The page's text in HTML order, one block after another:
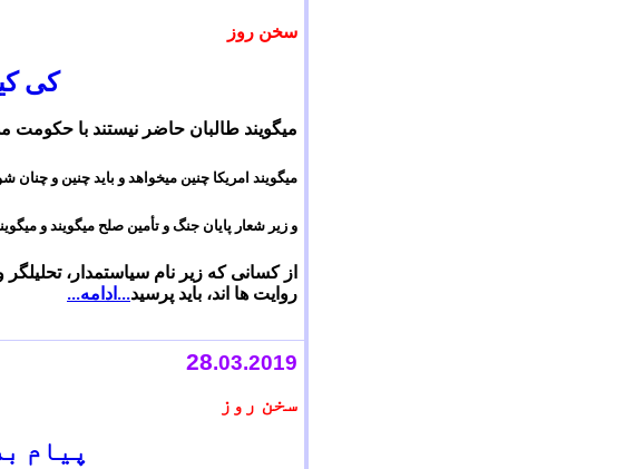
سخن روز
کی
میگویند طالبان حاضر نیستند با حکومت
میگویند امریکا چنین میخواهد و باید چنین و چنان
و زیر شعار پایان جنگ و تأمین صلح میگویند و
از کسانی که زیر نام سیاستمدار،
روایت ها اند، باید پرسید...ادامه...
28.03.2019
سخن روز
پیام